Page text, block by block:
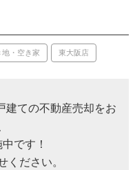
地・空き家 東大阪店
建ての不動産売却をお
です！
ください。